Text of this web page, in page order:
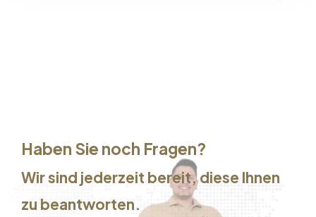
Haben Sie noch Fragen?
Wir sind jederzeit bereit, diese Ihnen
zu beantworten.